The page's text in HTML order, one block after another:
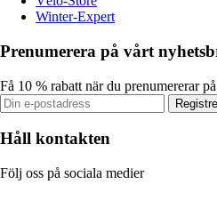
Winter-Expert
Prenumerera på vårt
Få 10 % rabatt när du prenumererar
Håll kontakten
Följ oss på sociala medier